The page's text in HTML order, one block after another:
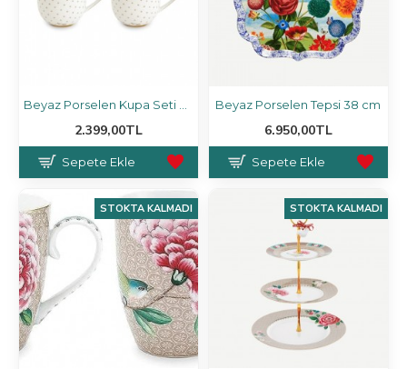
2.399,00TL
Sepete Ekle
Beyaz Porselen Tepsi 38 cm
6.950,00TL
Sepete Ekle
STOKTA KALMADI STOKTA KALMADI